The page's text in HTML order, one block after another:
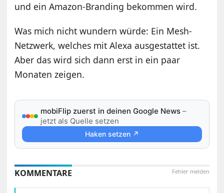
und ein Amazon-Branding bekommen wird.
Was mich nicht wundern würde: Ein Mesh-
Netzwerk, welches mit Alexa ausgestattet ist.
Aber das wird sich dann erst in ein paar
Monaten zeigen.
mobiFlip zuerst in deinen Google News –
jetzt als Quelle setzen
Haken setzen ↗
Fehler melden
KOMMENTARE